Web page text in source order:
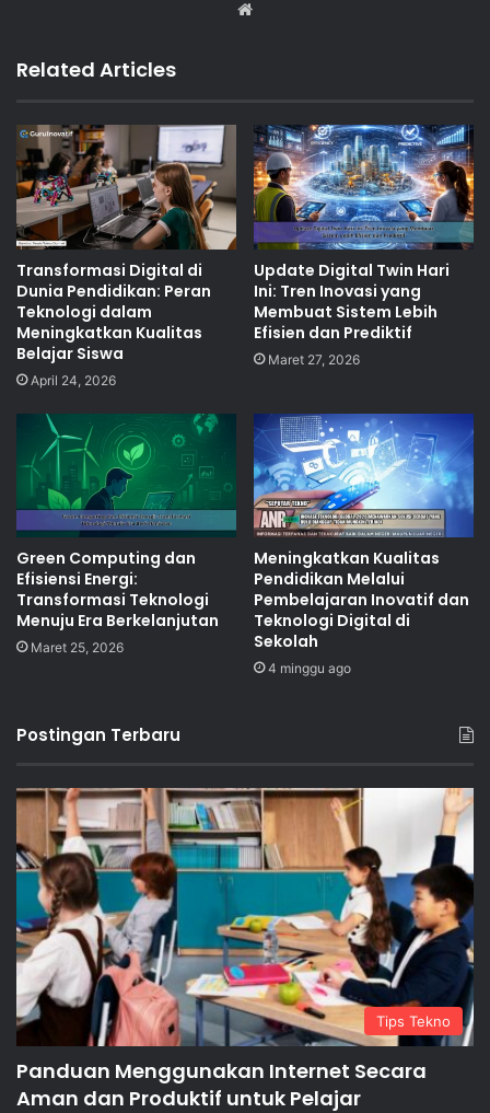
Related Articles
Transformasi Digital di
Dunia Pendidikan: Peran
Teknologi dalam
Meningkatkan Kualitas
Belajar Siswa
April 24, 2026
Update Digital Twin Hari
Ini: Tren Inovasi yang
Membuat Sistem Lebih
Efisien dan Prediktif
Maret 27, 2026
Green Computing dan
Efisiensi Energi:
Transformasi Teknologi
Menuju Era Berkelanjutan
Maret 25, 2026
Meningkatkan Kualitas
Pendidikan Melalui
Pembelajaran Inovatif dan
Teknologi Digital di
Sekolah
4 minggu ago
Postingan Terbaru
Tips Tekno
Panduan Menggunakan Internet Secara
Aman dan Produktif untuk Pelajar